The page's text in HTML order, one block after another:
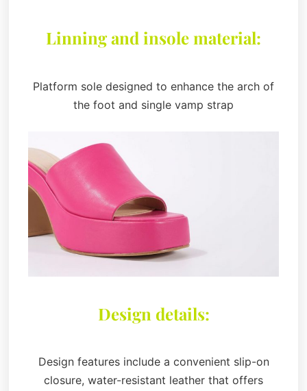
Linning and insole material:
Platform sole designed to enhance the arch of
the foot and single vamp strap
Design details:
Design features include a convenient slip-on
closure, water-resistant leather that offers